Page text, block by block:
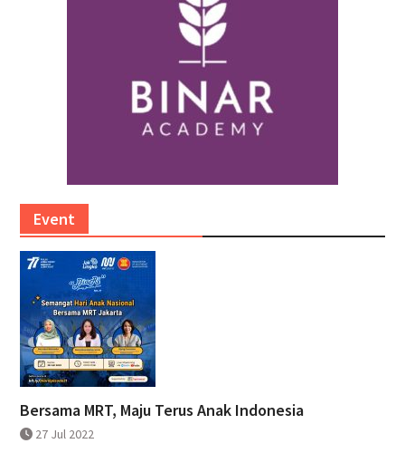
Event
Bersama MRT, Maju Terus Anak Indonesia
27 Jul 2022